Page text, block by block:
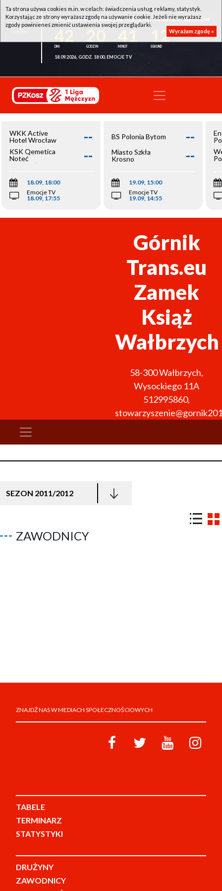
WKK ACTIVE HOTEL WROCŁAW - KSK QEMETICA NOTEĆ INOWROCŁAW
12
18.09.2026, GODZ. 18:00, EMOCJE TV
WKK Active
Hotel Wrocław
--
KSK Qemetica
Noteć
Inowrocław
--
18.09, 18:00
Emocje TV
18.09, 17:55
BS Polonia Bytom --
Miasto Szkła
Krosno
--
19.09, 15:00
Emocje TV
19.09, 14:55
Górnik
Trans.eu
Zamek
Książ
Wałbrzych
58-300Wałbrzych,
Wysockiego 11A
512995860,
SEZON 2011/2012
ZAWODNICY
ZNAJDŹ NAS W MEDIACH SPOŁECZNOŚCIOWYCH
TABELE
TERMINARZ
STATYSTYKI
DRUŻYNY
ZAWODNICY
Ta strona używa cookies m.in. w celach: świadczenia usług, reklamy, statystyk.
Korzystając ze strony wyrażasz zgodę na używanie cookie. Jeżeli nie wyrażasz
zgody powinieneś zmienić ustawienia swojej przeglądarki.
Wyrażam zgodę »